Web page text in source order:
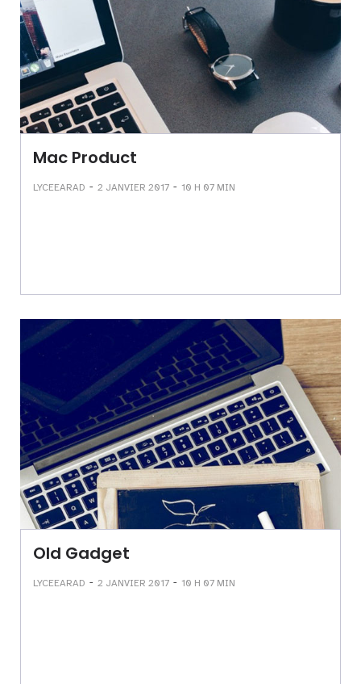
Mac Product
LYCEEARAD - 2 JANVIER 2017 - 10 H 07 MIN
Old Gadget
LYCEEARAD - 2 JANVIER 2017 - 10 H 07 MIN